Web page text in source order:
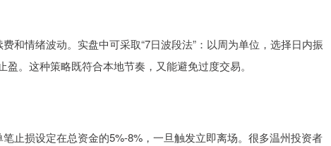
和情绪波动。实盘中可采取“7日波段法”：以周为单位，选择日内振
。这种策略既符合本地节奏，又能避免过度交易。
止损设定在总资金的5%-8%，一旦触发立即离场。很多温州投资者